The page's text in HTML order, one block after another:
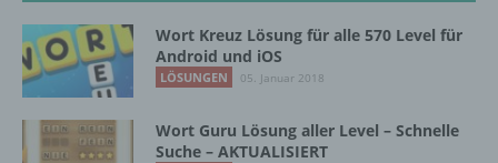
Wort Kreuz Lösung für alle 570 Level für
Android und iOS
LÖSUNGEN 05. Januar 2018
Wort Guru Lösung aller Level – Schnelle
Suche – AKTUALISIERT
juristische Person, Behörde, Einrichtung
oder andere Stelle, die allein oder
gemeinsam mit anderen über die Zwecke
personenbezogenen Daten entscheidet.
Sind die Zwecke und Mittel dieser